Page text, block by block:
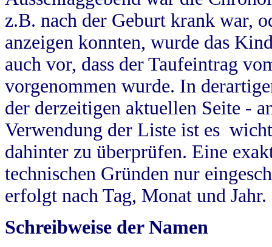
z.B. nach der Geburt krank war,
anzeigen konnten, wurde das
auch vor, dass der Taufeintrag
vorgenommen wurde. In
der derzeitigen aktuellen Seite -
Verwendung der Liste ist es
dahinter zu überprüfen. Eine
technischen Gründen nur
erfolgt nach Tag, Monat und Jahr.
Schreibweise der Namen